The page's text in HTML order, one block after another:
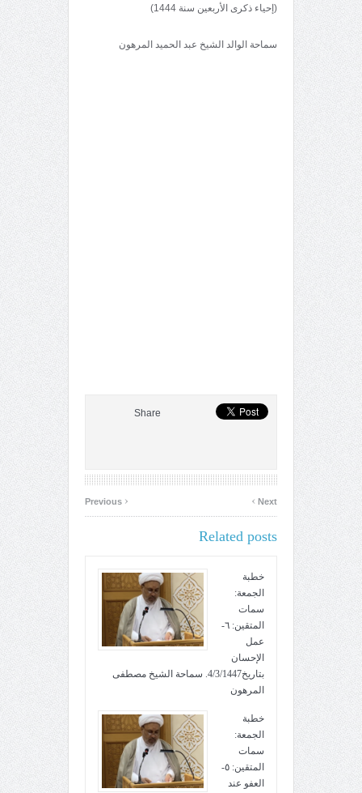
(إحياء ذكرى الأربعين سنة 1444)
سماحة الوالد الشيخ عبد الحميد المرهون
Share
‹ Next
›
Related posts
خطبة
الجمعة:
سمات
المتقين: ٦-
عمل
الإحسان
بتاريخ4/3/1447. سماحة الشيخ مصطفى
المرهون
خطبة
الجمعة:
سمات
المتقين: ٥-
العفو عند